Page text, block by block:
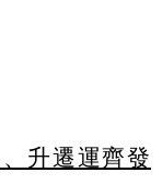
升遷運齊發